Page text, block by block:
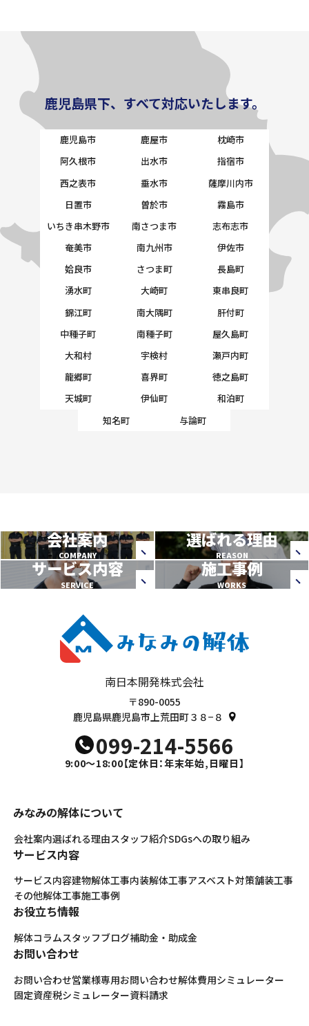
鹿児島県下、すべて対応いたします。
鹿児島市 鹿屋市
枕崎市
阿久根市
出水市
指宿市
西之表市
垂水市
薩摩川内市
日置市
曽於市
霧島市
いちき串木野市
南さつま市
志布志市
奄美市
南九州市
伊佐市
姶良市
さつま町
長島町
湧水町
大崎町
東串良町
錦江町
南大隅町
肝付町
中種子町
南種子町
屋久島町
大和村
宇検村
瀬戸内町
龍郷町
喜界町
徳之島町
天城町
伊仙町
和泊町
知名町
与論町
会社案内
COMPANY
選ばれる理由
REASON
サービス内容
SERVICE
施工事例
WORKS
南日本開発株式会社
〒890-0055
鹿児島県鹿児島市上荒田町３８−８
099-214-5566
9:00～18:00【定休日：年末年始,日曜日】
みなみの解体について
会社案内選ばれる理由スタッフ紹介SDGsへの取り組み
サービス内容
サービス内容建物解体工事内装解体工事アスベスト対策舗装工事
その他解体工事施工事例
お役立ち情報
解体コラムスタッフブログ補助金・助成金
お問い合わせ
お問い合わせ営業様専用お問い合わせ解体費用シミュレーター
固定資産税シミュレーター資料請求